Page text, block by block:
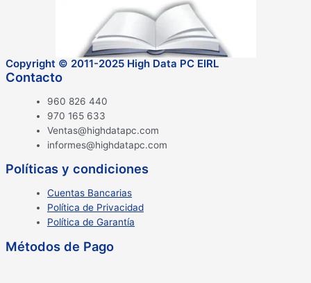
Copyright © 2011-2025 High Data PC EIRL
Contacto
960 826 440
970 165 633
Ventas@highdatapc.com
informes@highdatapc.com
Políticas y condiciones
Cuentas Bancarias
Política de Privacidad
Política de Garantía
Métodos de Pago